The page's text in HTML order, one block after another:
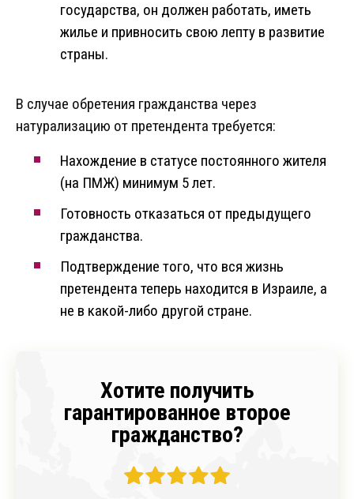
государства, он должен работать, иметь
жилье и привносить свою лепту в развитие
страны.
В случае обретения гражданства через
натурализацию от претендента требуется:
Нахождение в статусе постоянного жителя
(на ПМЖ) минимум 5 лет.
Готовность отказаться от предыдущего
гражданства.
Подтверждение того, что вся жизнь
претендента теперь находится в Израиле, а
не в какой-либо другой стране.
Хотите получить
гарантированное второе
гражданство?